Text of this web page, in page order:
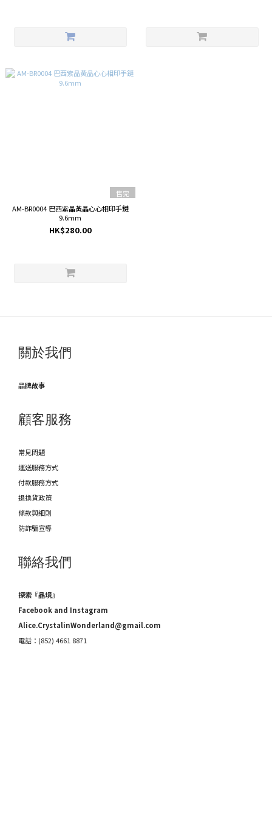
售完
AM-BR0004 巴西紫晶黃晶心心相印手鏈
9.6mm
HK$280.00
關於我們
品牌故事
顧客服務
常見問題
運送服務方式
付款服務方式
退換貨政策
條款與細則
防詐騙宣導
聯絡我們
探索『晶境』
Facebook and Instagram
Alice.CrystalinWonderland@gmail.com
電話：(852) 4661 8871